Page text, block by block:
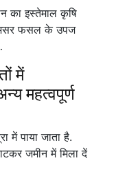
का इस्तेमाल कृषि
असर फसल के उपज
में
महत्वपूर्ण
में पाया जाता है.
जमीन में मिला दें